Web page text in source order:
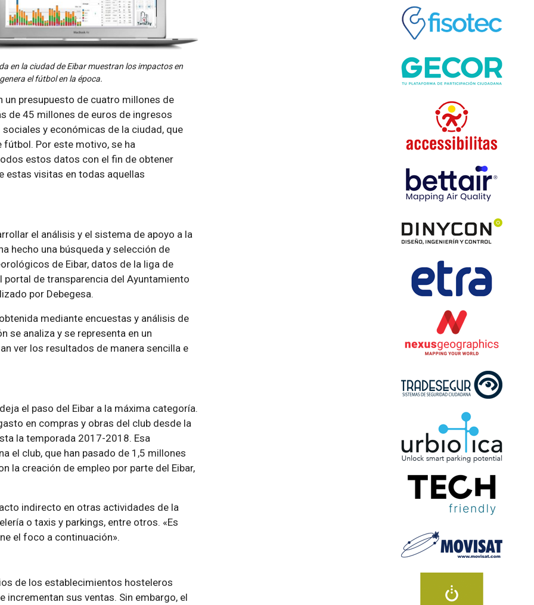
en la ciudad de Eibar muestran los impactos en
el fútbol en la época.
un presupuesto de cuatro millones de
de 45 millones de euros de ingresos
y económicas de la ciudad, que
Por este motivo, se ha
estos datos con el fin de obtener
estas visitas en todas aquellas
el análisis y el sistema de apoyo a la
hecho una búsqueda y selección de
de Eibar, datos de la liga de
de transparencia del Ayuntamiento
por Debegesa.
mediante encuestas y análisis de
se analiza y se representa en un
ver los resultados de manera sencilla e
el paso del Eibar a la máxima categoría.
en compras y obras del club desde la
la temporada 2017-2018. Esa
el club, que han pasado de 1,5 millones
la creación de empleo por parte del Eibar,
indirecto en otras actividades de la
o taxis y parkings, entre otros. «Es
el foco a continuación».
de los establecimientos hosteleros
incrementan sus ventas. Sin embargo, el